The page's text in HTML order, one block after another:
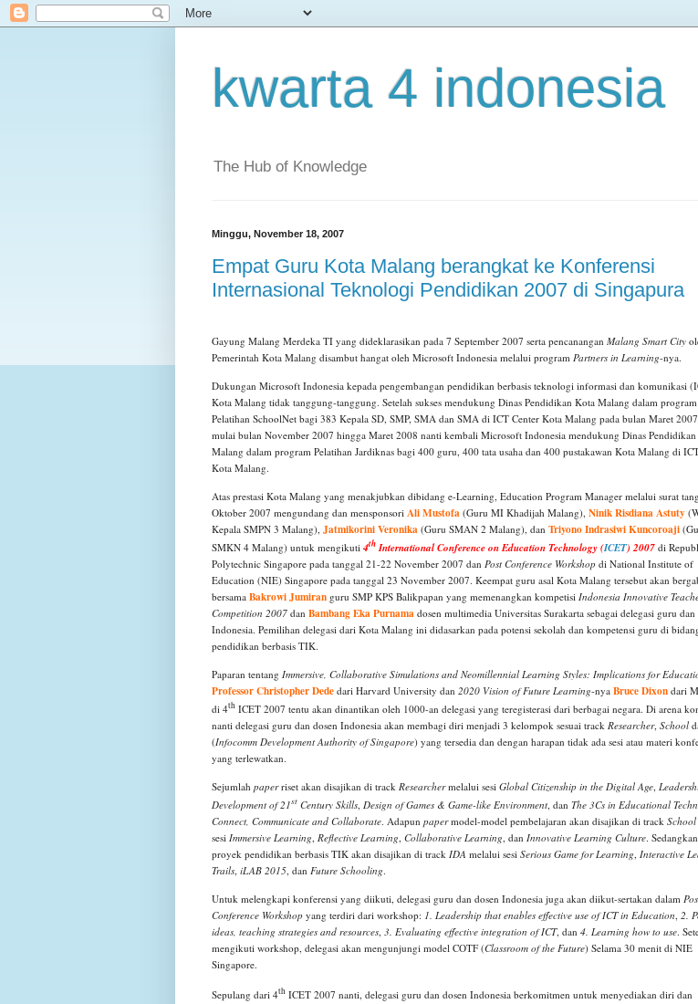
kwarta 4 indonesia
The Hub of Knowledge
Minggu, November 18, 2007
Empat Guru Kota Malang berangkat ke Konferensi
Internasional Teknologi Pendidikan 2007 di Singapura
Gayung Malang Merdeka TI yang dideklarasikan pada 7 September 2007 serta pencanangan Malang Smart City
Pemerintah Kota Malang disambut hangat oleh Microsoft Indonesia melalui program Partners in Learning-nya.
Dukungan Microsoft Indonesia kepada pengembangan pendidikan berbasis teknologi informasi dan komunikasi
Kota Malang tidak tanggung-tanggung. Setelah sukses mendukung Dinas Pendidikan Kota Malang dalam program
Pelatihan SchoolNet bagi 383 Kepala SD, SMP, SMA dan SMA di ICT Center Kota Malang pada bulan Maret
mulai bulan November 2007 hingga Maret 2008 nanti kembali Microsoft Indonesia mendukung Dinas
Malang dalam program Pelatihan Jardiknas bagi 400 guru, 400 tata usaha dan 400 pustakawan Kota Malang di
Kota Malang.
Atas prestasi Kota Malang yang menakjubkan dibidang e-Learning, Education Program Manager melalui surat
Oktober 2007 mengundang dan mensponsori Ali Mustofa (Guru MI Khadijah Malang), Ninik Risdiana Astuty
Kepala SMPN 3 Malang), Jatmikorini Veronika (Guru SMAN 2 Malang), dan Triyono Indrasiwi Kuncoroaji
SMKN 4 Malang) untuk mengikuti 4thInternational Conference on Education Technology (ICET) 2007 di
Polytechnic Singapore pada tanggal 21-22 November 2007 dan Post Conference Workshop di National Institute of
Education (NIE) Singapore pada tanggal 23 November 2007. Keempat guru asal Kota Malang tersebut akan
bersama Bakrowi Jumiran guru SMP KPS Balikpapan yang memenangkan kompetisi Indonesia Innovative
Competition 2007 dan Bambang Eka Purnama dosen multimedia Universitas Surakarta sebagai delegasi guru dan
Indonesia. Pemilihan delegasi dari Kota Malang ini didasarkan pada potensi sekolah dan kompetensi guru di
pendidikan berbasis TIK.
Paparan tentang Immersive, Collaborative Simulations and Neomillennial Learning Styles: Implications for
ProfessorChristopherDede dari Harvard University dan 2020 Vision of Future Learning-nya Bruce Dixon dari
di 4th ICET 2007 tentu akan dinantikan oleh 1000-an delegasi yang teregisterasi dari berbagai negara. Di arena
nanti delegasi guru dan dosen Indonesia akan membagi diri menjadi 3 kelompok sesuai track Researcher, School
(Infocomm Development Authority of Singapore) yang tersedia dan dengan harapan tidak ada sesi atau materi
yang terlewatkan.
Sejumlah paperriset akan disajikan di track Researchermelalui sesi Global Citizenship in the Digital Age,
Development of 21st Century Skills, Design of Games & Game-like Environment, dan The 3Cs in Educational
Connect, Communicate and Collaborate. Adapun papermodel-model pembelajaran akan disajikan di track School
sesi Immersive Learning, Reflective Learning, Collaborative Learning, dan Innovative Learning Culture. Sedangkan
proyek pendidikan berbasis TIK akan disajikan di track IDA melalui sesi Serious Game for Learning, Interactive
Trails, iLAB 2015, dan Future Schooling.
Untuk melengkapi konferensi yang diikuti, delegasi guru dan dosen Indonesia juga akan diikut-sertakan dalam
Conference Workshop yang terdiri dari workshop: 1. Leadership that enables effective use of ICT in Education, 2.
ideas, teaching strategies and resources, 3. Evaluating effective integration of ICT, dan 4. Learning how to use.
mengikuti workshop, delegasi akan mengunjungi model COTF (Classroom of the Future) Selama 30 menit di NIE
Singapore.
Sepulang dari 4th ICET 2007 nanti, delegasi guru dan dosen Indonesia berkomitmen untuk menyediakan diri dan